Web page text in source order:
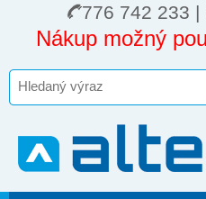
776 742 233
Nákup možný